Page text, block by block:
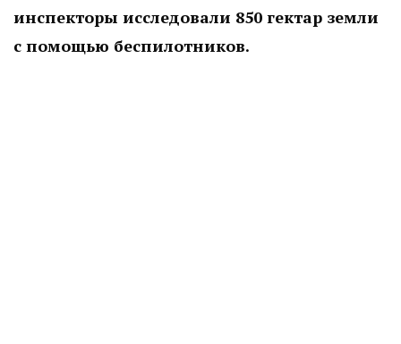
инспекторы исследовали 850 гектар земли
с помощью беспилотников.